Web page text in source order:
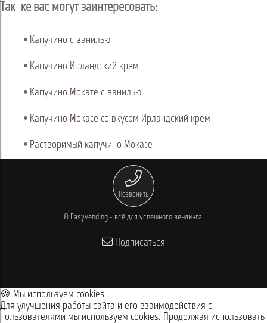
Так же вас могут заинтересовать:
Капучино с ванилью
Капучино Ирландский крем
Капучино Мокате с ванилью
Капучино Mokate со вкусом Ирландский крем
Растворимый капучино Mokate
Позвонить
© Easyvending - всё для успешного вендинга.
Подписаться
🍪 Мы используем cookies
Для улучшения работы сайта и его взаимодействия с
пользователями мы используем cookies. Продолжая использовать